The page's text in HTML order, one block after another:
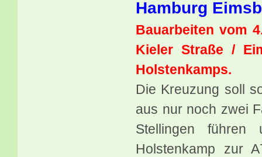
Hamburg
Bauarbeiten vom
Kieler Straße /
Holstenkamps.
Die Kreuzung soll
aus nur noch zwei
Stellingen
Holstenkamp zur